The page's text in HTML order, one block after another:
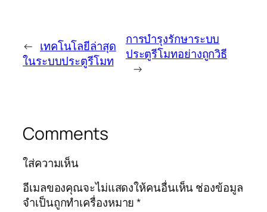
← เทคโนโลยีล่าสุด
ในระบบประตูรีโมท
การบำรุงรักษาระบบ
ประตูรีโมทอย่างถูกวิธี
→
Comments
ใส่ความเห็น
อีเมลของคุณจะไม่แสดงให้คนอื่นเห็นช่องข้อมูล
จำเป็นถูกทำเครื่องหมาย*